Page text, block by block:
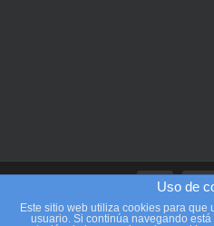
Uso de
Este sitio web utiliza cookies para
usuario. Si continúa navegando